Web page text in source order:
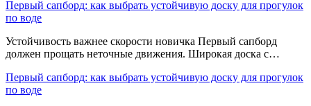
Первый сапборд: как выбрать устойчивую доску для прогулок
по воде
Устойчивость важнее скорости новичка Первый сапборд
должен прощать неточные движения. Широкая доска с…
Первый сапборд: как выбрать устойчивую доску для прогулок
по воде